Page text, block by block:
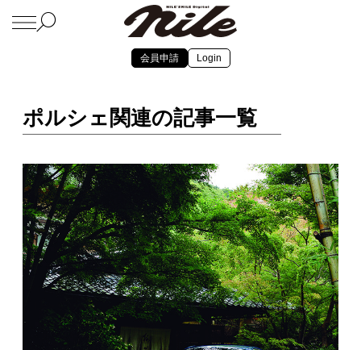
会員申請 Login
ポルシェ関連の記事一覧